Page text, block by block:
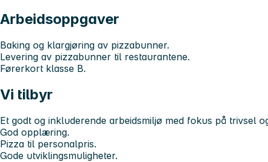
Arbeidsoppgaver
Baking og klargjøring av pizzabunner.
Levering av pizzabunner til restaurantene.
Førerkort klasse B.
Vi tilbyr
Et godt og inkluderende arbeidsmiljø med fokus på trivsel
God opplæring.
Pizza til personalpris.
Gode utviklingsmuligheter.